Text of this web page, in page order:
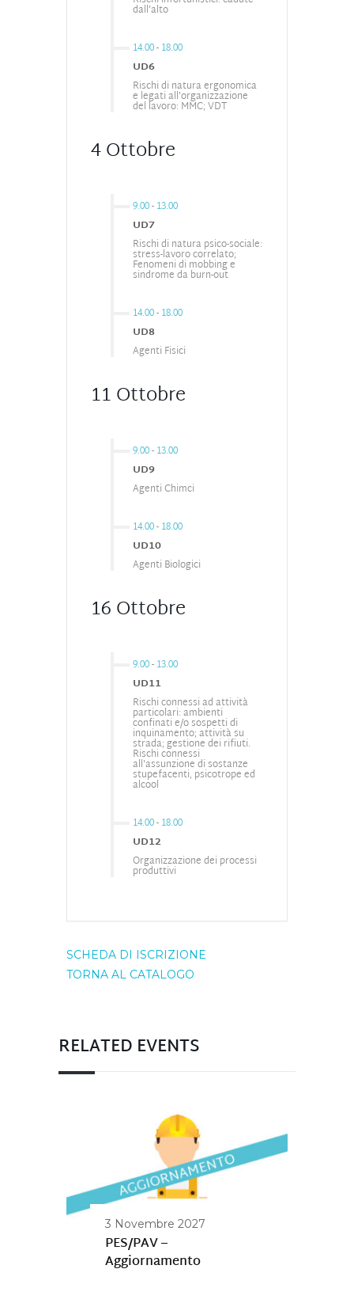
dall'alto
14.00-18.00
UD6
Rischi di natura ergonomica
e legati all'organizzazione
del lavoro: MMC; VDT
4 Ottobre
9.00-13.00
UD7
Rischi di natura psico-sociale:
stress-lavoro correlato;
Fenomeni di mobbing e
sindrome da burn-out
14.00-18.00
UD8
Agenti Fisici
11 Ottobre
9.00-13.00
UD9
Agenti Chimci
14.00-18.00
UD10
Agenti Biologici
16 Ottobre
9.00-13.00
UD11
Rischi connessi ad attività
particolari: ambienti
confinati e/o sospetti di
inquinamento; attività su
strada; gestione dei rifiuti.
Rischi connessi
all'assunzione di sostanze
stupefacenti, psicotrope ed
alcool
14.00-18.00
UD12
Organizzazione dei processi
produttivi
SCHEDA DI ISCRIZIONE
TORNA AL CATALOGO
RELATED EVENTS
3 Novembre 2027
PES/PAV –
Aggiornamento